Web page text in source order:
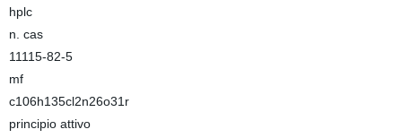
hplc
n. cas
11115-82-5
mf
c106h135cl2n26o31r
principio attivo